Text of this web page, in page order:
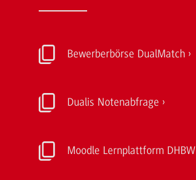
Bewerberbörse DualMatch
Dualis Notenabfrage
Moodle Lernplattform DHBW